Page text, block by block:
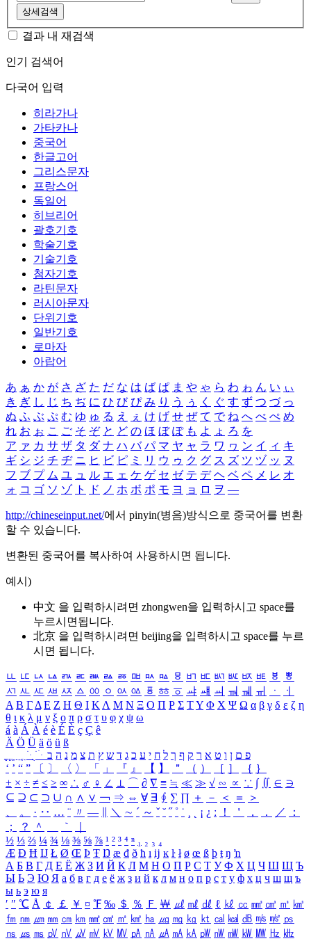
상세검색
결과 내 재검색
인기 검색어
다국어 입력
히라가나
가타카나
중국어
한글고어
그리스문자
프랑스어
독일어
히브리어
괄호기호
학술기호
기술기호
첨자기호
라틴문자
러시아문자
단위기호
일반기호
로마자
아랍어
あ ぁ か が さ ざ た だ な は ば ぱ ま や ゃ ら わ ゎ ん い ぃ
き ぎ し じ ち ぢ に ひ び ぴ み り う ぅ く ぐ す ず つ づ っ
ぬ ふ ぶ ぷ む ゆ ゅ る え ぇ け げ せ ぜ て で ね へ べ ぺ め
れ お ぉ こ ご そ ぞ と ど の ほ ぼ ぽ も よ ょ ろ を
ア ァ カ サ ザ タ ダ ナ ハ バ パ マ ヤ ャ ラ ワ ヮ ン イ ィ キ
ギ シ ジ チ ヂ ニ ヒ ビ ピ ミ リ ウ ゥ ク グ ス ズ ツ ヅ ッ ヌ
フ ブ プ ム ユ ュ ル エ ェ ケ ゲ セ ゼ テ デ ヘ ベ ペ メ レ オ
ォ コ ゴ ソ ゾ ト ド ノ ホ ボ ポ モ ヨ ョ ロ ヲ ―
http://chineseinput.net/에서 pinyin(병음)방식으로 중국어를 변환
할 수 있습니다.
변환된 중국어를 복사하여 사용하시면 됩니다.
예시)
中文 을 입력하시려면 zhongwen을 입력하시고 space를
누르시면됩니다.
北京 을 입력하시려면 beijing을 입력하시고 space를 누르
시면 됩니다.
ㅥ ㅦ ㅧ ㅨ ㅩ ㅪ ㅫ ㅬ ㅭ ㅮ ㅯ ㅰ ㅱ ㅲ ㅳ ㅴ ㅵ ㅶ ㅷ ㅸ
ㅹ
ㅺ ㅻ ㅼ ㅽ ㅾ ㅿ ㆀ ㆁ ㆂ ㆃ ㆄ ㆅ ㆆ ㆇ ㆈ ㆉ ㆊ ㆋ ㆌ ㆍ
ㆎ
Α Β ΓΔ Ε Ζ Η Θ Ι ΚΛ Μ Ν Ξ Ο Π Ρ Σ ΤΥ Φ Χ Ψ Ω α β γ δ ε ζ η
θ ι κ λ μ ν ξ ο π ρ σ τ υ φ χ ψ ω
á à Á À é è É È ç Ç ê
Ä Ö Ü ä ö ü ß
ִֶֹ ֻּ ׁׂ פ ם ן ו ט א ר ק ף ך ל ח י ע כ ג ד ש ץ ת צ מ נ ה ב
‘ ’ “ ” 〔 〕 〈 〉 「 」 『 』 【 】 ＂ （ ） ［ ］ ｛ ｝
± × ÷ ≠ ≤ ≥ ∞ ∴ ♂ ♀ ∠ ⊥ ⌒ ∂ ∇ ≡ ≒ ≪ ≫ √ ∽ ∝ ∵ ∫ ∬ ∈ ∋
⊆ ⊇ ⊂ ⊃ ∪ ∩ ∧ ∨ ￢ ⇒ ⇔ ∀ ∃ ∮ ∑ ∏ ＋ － ＜ ＝
＞
、
。 · ‥ … ¨ 〃 ― ＼ ∼ ´ ～ ˇ ˘ ˝ ˚ ˙ ¸ ¡ ¿ ː ！ ＇ ， ． ／
：
；
？ ＾ ｀
½ ⅓ ⅔ ¼ ¾ ⅛ ⅜ ⅝ ⅞ ¹ ² ³ ⁴ ⁿ ₁ ₂ ₃ ₄
Æ Ð Ħ Ĳ Ł Ø Œ Þ Ŧ Ŋ æ đ ð ħ ı ĳ ĸ ŀ ł ø œ ß þ ŧ ŋ ŉ
А Б В Г Д Е Ё Ж З И Й К Л М Н О П Р С Т У Ф Х Ц Ч Ш Щ Ъ
Ы Ь Э Ю Я а б в г д е ё ж з и й к л м н о п р с т у ф х ц ч ш щ ъ
ы ь э ю я
′ ″ ℃ Å ￠ ￡ ￥ ¤ ℉ ‰ ＄ ％ Ｆ ￦ ㎕ ㎖ ㎗ ℓ ㎘ ㏄ ㎣ ㎤ ㎥ ㎦
㎙ ㎚ ㎛ ㎜ ㎝ ㎞ ㎟ ㎠ ㎡ ㎢ ㏊ ㎍ ㎎ ㎏ ㏏ ㎈ ㎉ ㏈ ㎧ ㎨ ㎰
㎱ ㎲ ㎳ ㎴ ㎵ ㎶ ㎷ ㎸ ㎹ ㎀ ㎁ ㎂ ㎃ ㎄ ㎺ ㎻ ㎽ ㎾ ㎿ ㎐ ㎑